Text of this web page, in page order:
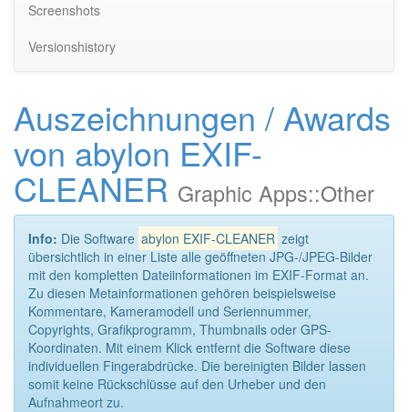
Screenshots
Versionshistory
Auszeichnungen / Awards
von abylon EXIF-
CLEANER Graphic Apps::Other
Info: Die Software abylon EXIF-CLEANER zeigt
übersichtlich in einer Liste alle geöffneten JPG-/JPEG-Bilder
mit den kompletten Dateiinformationen im EXIF-Format an.
Zu diesen Metainformationen gehören beispielsweise
Kommentare, Kameramodell und Seriennummer,
Copyrights, Grafikprogramm, Thumbnails oder GPS-
Koordinaten. Mit einem Klick entfernt die Software diese
individuellen Fingerabdrücke. Die bereinigten Bilder lassen
somit keine Rückschlüsse auf den Urheber und den
Aufnahmeort zu.